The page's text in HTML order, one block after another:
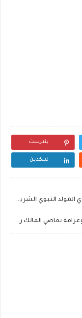
بنترست
لينكدين
الحق اشتري حلويات المولد اسعار علبة حلوي المولد النبوي الشريف تباع الان بسعر 120 جنية بالمكسرات بالعيد ولابور وايتوال ومنجيني وتسيباس
نص مشروع قانون الإيجارات الجديد في دبي وغرامة تقاضي المالك رسوم من المستأجر 20 ألف درهم